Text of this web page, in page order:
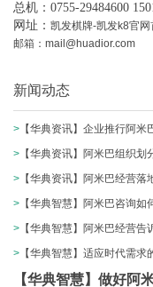
总机：0755-29484600
网址： 凯发棋牌-凯发k8官网
邮箱： mail@huadior.com
新闻动态
> 【华典资讯】企业推行阿米
> 【华典资讯】阿米巴组织划
> 【华典资讯】阿米巴经营落
> 【华典智慧】阿米巴咨询如
> 【华典智慧】阿米巴经营告
> 【华典智慧】适应时代需求
【华典智慧】做好阿